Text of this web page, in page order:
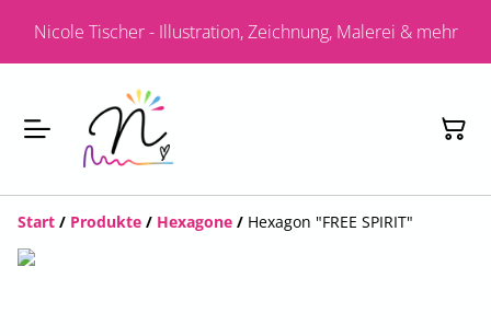
Nicole Tischer - Illustration, Zeichnung, Malerei & mehr
Start / Produkte / Hexagone / Hexagon "FREE SPIRIT"